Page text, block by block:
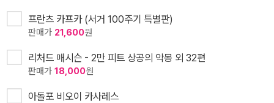
프란츠 카프카 (서거 100주기 특별판)
판매가 21,600원
리처드 매시슨 - 2만 피트 상공의 악몽 외 32편
판매가 18,000원
아돌포 비오이 카사레스